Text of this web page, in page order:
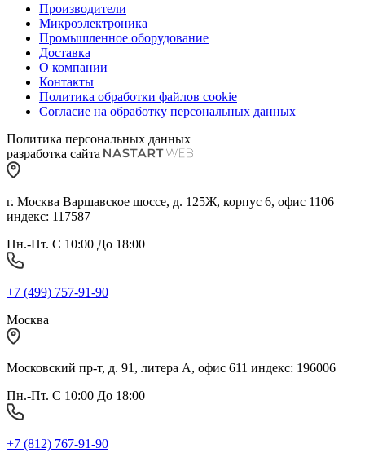
Производители
Микроэлектроника
Промышленное оборудование
Доставка
О компании
Контакты
Политика обработки файлов cookie
Согласие на обработку персональных данных
Политика персональных данных
разработка сайта
г. Москва Варшавское шоссе, д. 125Ж, корпус 6, офис 1106
индекс: 117587
Пн.-Пт. С 10:00 До 18:00
+7 (499) 757-91-90
Москва
Московский пр-т, д. 91, литера А, офис 611 индекс: 196006
Пн.-Пт. С 10:00 До 18:00
+7 (812) 767-91-90